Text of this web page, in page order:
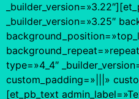
_builder_version=»3.25″
type=»4_4″
custom_padding=»|||»
[et_pb_text